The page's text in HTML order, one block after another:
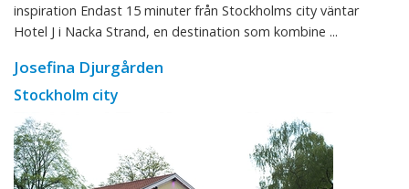
inspiration Endast 15 minuter från Stockholms city väntar
Hotel J i Nacka Strand, en destination som kombine ...
Josefina Djurgården
Stockholm city